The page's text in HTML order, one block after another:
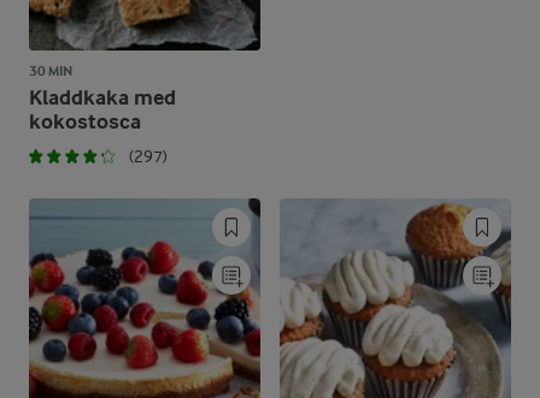
30 MIN
Kladdkaka med
kokostosca
(297)